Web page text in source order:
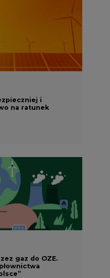
i
na ratunek
gaz do OZE.